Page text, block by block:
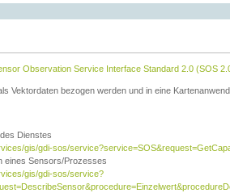
Observation Service Interface Standard 2.0 (SOS
Vektordaten bezogen werden und in eine
Dienstes
gis/gdi-sos/
eines Sensors/Prozesses
gis/gdi-sos/service?